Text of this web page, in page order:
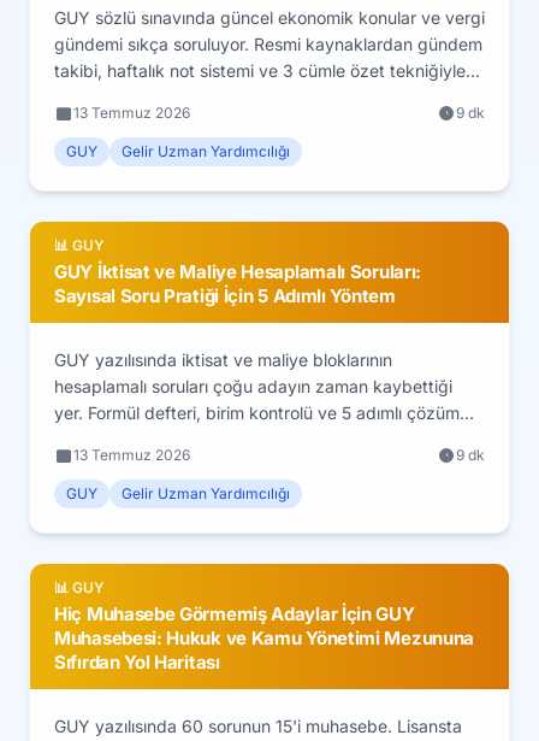
GUY sözlü sınavında güncel ekonomik konular ve vergi
gündemi sıkça soruluyor. Resmi kaynaklardan gündem
takibi, haftalık not sistemi ve 3 cümle özet tekniğiyle
13 Temmuz 2026 9 dk
GUY Gelir Uzman Yardımcılığı
📊 GUY
GUY İktisat ve Maliye Hesaplamalı Soruları:
Sayısal Soru Pratiği İçin 5 Adımlı Yöntem
GUY yazılısında iktisat ve maliye bloklarının
hesaplamalı soruları çoğu adayın zaman kaybettiği
yer. Formül defteri, birim kontrolü ve 5 adımlı çözüm
13 Temmuz 2026 9 dk
GUY Gelir Uzman Yardımcılığı
📊 GUY
Hiç Muhasebe Görmemiş Adaylar İçin GUY
Muhasebesi: Hukuk ve Kamu Yönetimi Mezununa
Sıfırdan Yol Haritası
GUY yazılısında 60 sorunun 15'i muhasebe. Lisansta